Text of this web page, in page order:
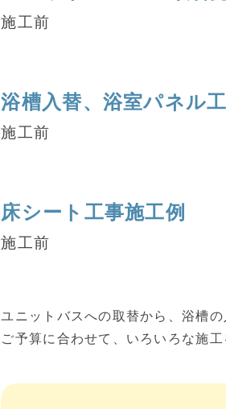
施工前
浴槽入替、浴室パネル
施工前
床シート工事施工例
施工前
ユニットバスへの取替から、浴槽
ご予算に合わせて、いろいろな施工